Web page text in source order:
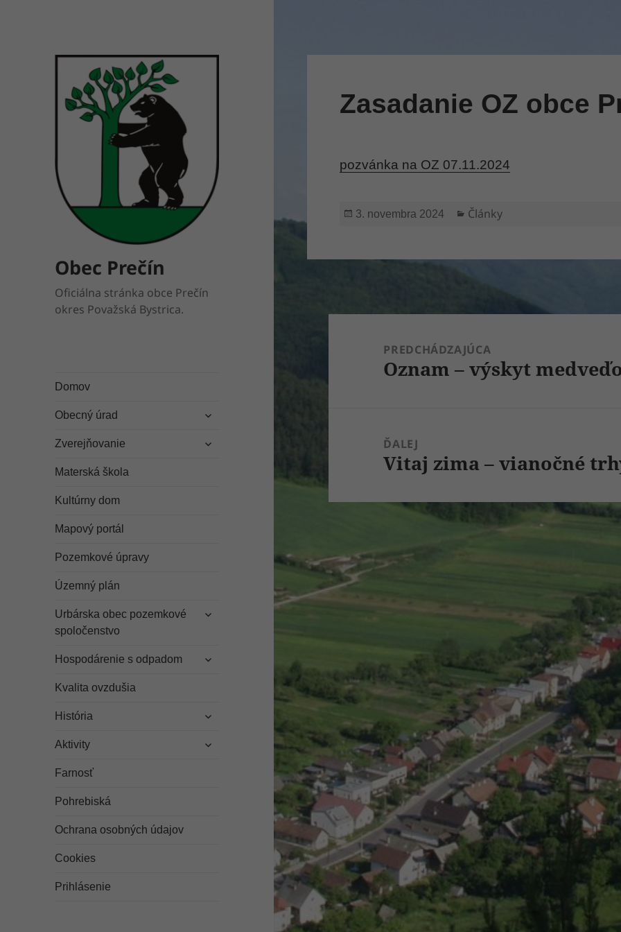
Obec Prečín
Oficiálna stránka obce Prečín
okres Považská Bystrica.
Domov
Obecný úrad
rozbaliť
menu
Zverejňovanie
rozbaliť
Materská škola
Kultúrny dom
Mapový portál
Pozemkové úpravy
Územný plán
Urbárska obec pozemkové
spoločenstvo
rozbaliť
Hospodárenie s odpadom
rozbaliť
Kvalita ovzdušia
História
rozbaliť
menu
Aktivity
rozbaliť
Farnosť
Pohrebiská
Ochrana osobných údajov
Cookies
Prihlásenie
Zasadanie OZ obce
pozvánka na OZ 07.11.2024
Publikované
3. novembra 2024 Kategórie
Články
PREDCHÁDZAJÚCA
Predchádzajúci
Oznam – výskyt
ĎALEJ
Ďalší
Vitaj zima – vianočné